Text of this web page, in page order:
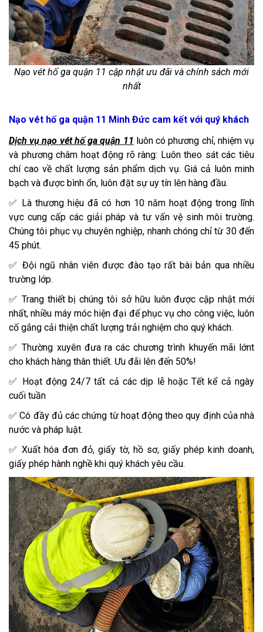
Nạo vét hố ga quận 11 cập nhật ưu đãi và chính sách mới
nhất
Nạo vét hố ga quận 11 Minh Đức cam kết với quý khách
Dịch vụ nạo vét hố ga quận 11 luôn có phương chỉ, nhiệm vụ
và phương châm hoạt động rõ ràng: Luôn theo sát các tiêu
chí cao về chất lượng sản phẩm dịch vụ. Giá cả luôn minh
bạch và được bình ổn, luôn đặt sự uy tín lên hàng đầu.
✅ Là thương hiệu đã có hơn 10 năm hoạt động trong lĩnh
vực cung cấp các giải pháp và tư vấn vệ sinh môi trường.
Chúng tôi phục vụ chuyên nghiệp, nhanh chóng chỉ từ 30 đến
45 phút.
✅ Đội ngũ nhân viên được đào tạo rất bài bản qua nhiều
trường lớp.
✅ Trang thiết bị chúng tôi sở hữu luôn được cập nhật mới
nhất, nhiều máy móc hiện đại để phục vụ cho công việc, luôn
cố gắng cải thiện chất lượng trải nghiệm cho quý khách.
✅ Thường xuyên đưa ra các chương trình khuyến mãi lớnt
cho khách hàng thân thiết. Ưu đãi lên đến 50%!
✅ Hoạt động 24/7 tất cả các dịp lễ hoặc Tết kể cả ngày
cuối tuần
✅ Có đầy đủ các chứng từ hoạt động theo quy định của nhà
nước và pháp luật.
✅ Xuất hóa đơn đỏ, giấy tờ, hồ sơ, giấy phép kinh doanh,
giấy phép hành nghề khi quý khách yêu cầu.